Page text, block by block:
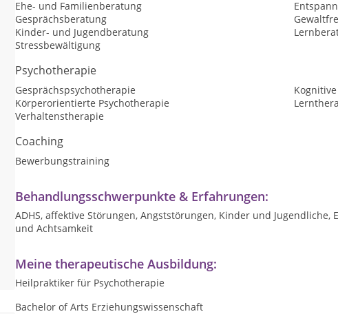
Ehe- und Familienberatung
Gesprächsberatung
Kinder- und Jugendberatung
Stressbewältigung
Psychotherapie
Gesprächspsychotherapie
Körperorientierte Psychotherapie
Verhaltenstherapie
Coaching
Bewerbungstraining
Behandlungsschwerpunkte & Erfahrungen:
ADHS, affektive Störungen, Angststörungen, Kinder und
und Achtsamkeit
Meine therapeutische Ausbildung:
Heilpraktiker für Psychotherapie
Bachelor of Arts Erziehungswissenschaft